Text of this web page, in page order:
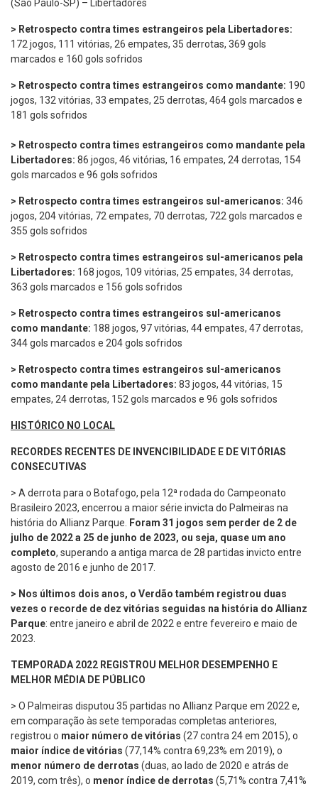
(São Paulo-SP) – Libertadores
> Retrospecto contra times estrangeiros pela Libertadores:
172 jogos, 111 vitórias, 26 empates, 35 derrotas, 369 gols
marcados e 160 gols sofridos
> Retrospecto contra times estrangeiros como mandante: 190
jogos, 132 vitórias, 33 empates, 25 derrotas, 464 gols marcados e
181 gols sofridos
> Retrospecto contra times estrangeiros como mandante pela
Libertadores: 86 jogos, 46 vitórias, 16 empates, 24 derrotas, 154
gols marcados e 96 gols sofridos
> Retrospecto contra times estrangeiros sul-americanos: 346
jogos, 204 vitórias, 72 empates, 70 derrotas, 722 gols marcados e
355 gols sofridos
> Retrospecto contra times estrangeiros sul-americanos pela
Libertadores: 168 jogos, 109 vitórias, 25 empates, 34 derrotas,
363 gols marcados e 156 gols sofridos
> Retrospecto contra times estrangeiros sul-americanos
como mandante: 188 jogos, 97 vitórias, 44 empates, 47 derrotas,
344 gols marcados e 204 gols sofridos
> Retrospecto contra times estrangeiros sul-americanos
como mandante pela Libertadores: 83 jogos, 44 vitórias, 15
empates, 24 derrotas, 152 gols marcados e 96 gols sofridos
HISTÓRICO NO LOCAL
RECORDES RECENTES DE INVENCIBILIDADE E DE VITÓRIAS
CONSECUTIVAS
> A derrota para o Botafogo, pela 12ª rodada do Campeonato
Brasileiro 2023, encerrou a maior série invicta do Palmeiras na
história do Allianz Parque.
Foram 31 jogos sem perder de 2 de
julho de 2022 a 25 de junho de 2023, ou seja, quase um ano
completo, superando a antiga marca de 28 partidas invicto entre
agosto de 2016 e junho de 2017.
> Nos últimos dois anos, o Verdão também registrou duas
vezes o recorde de dez vitórias seguidas na história do Allianz
Parque: entre janeiro e abril de 2022 e entre fevereiro e maio de
2023.
TEMPORADA 2022 REGISTROU MELHOR DESEMPENHO E
MELHOR MÉDIA DE PÚBLICO
> O Palmeiras disputou 35 partidas no Allianz Parque em 2022 e,
em comparação às sete temporadas completas anteriores,
registrou o maior número de vitórias (27 contra 24 em 2015), o
maior índice de vitórias (77,14% contra 69,23% em 2019), o
menor número de derrotas (duas, ao lado de 2020 e atrás de
2019, com três), o menor índice de derrotas (5,71% contra 7,41%